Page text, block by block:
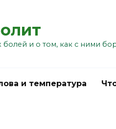
и о том, как с ними
и температура